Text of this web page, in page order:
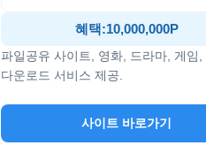
혜택:10,000,000P
파일공유 사이트, 영화, 드라마, 게임,
다운로드 서비스 제공.
사이트 바로가기